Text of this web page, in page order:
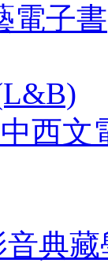
電子書
西文
典